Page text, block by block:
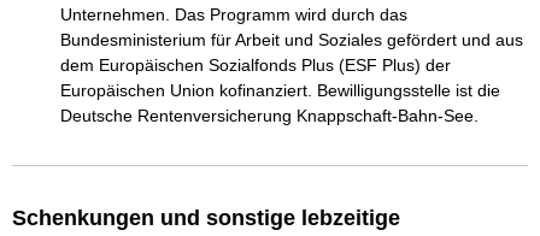
Unternehmen. Das Programm wird durch das
Bundesministerium für Arbeit und Soziales gefördert und aus
dem Europäischen Sozialfonds Plus (ESF Plus) der
Europäischen Union kofinanziert. Bewilligungsstelle ist die
Deutsche Rentenversicherung Knappschaft-Bahn-See.
Schenkungen und sonstige lebzeitige